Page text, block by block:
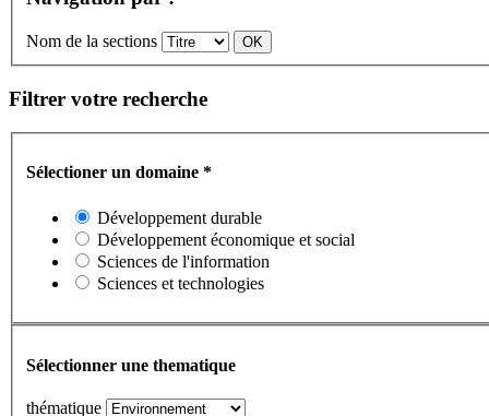
Nom de la sections
Filtrer votre recherche
Sélectioner un domaine *
Développement durable
Développement économique et social
Sciences de l'information
Sciences et technologies
Sélectionner une thematique
thématique